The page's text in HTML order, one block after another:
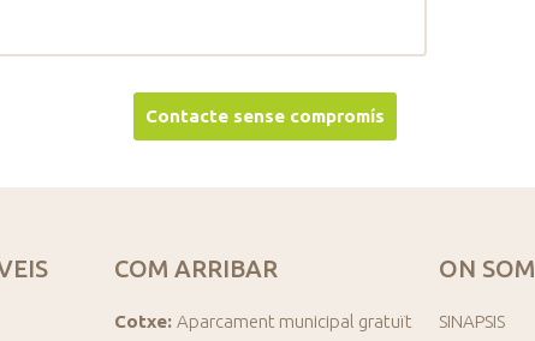
COM ARRIBAR
Cotxe: Aparcament municipal gratuït
ON SOM
SINAPSIS